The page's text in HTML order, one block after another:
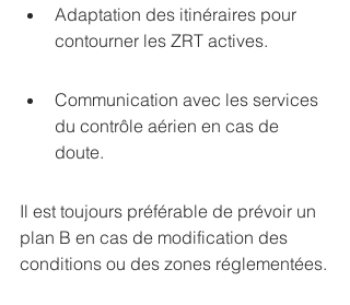
Adaptation des itinéraires pour
contourner les ZRT actives.
Communication avec les services
du contrôle aérien en cas de
doute.
Il est toujours préférable de prévoir un
plan B en cas de modification des
conditions ou des zones réglementées.